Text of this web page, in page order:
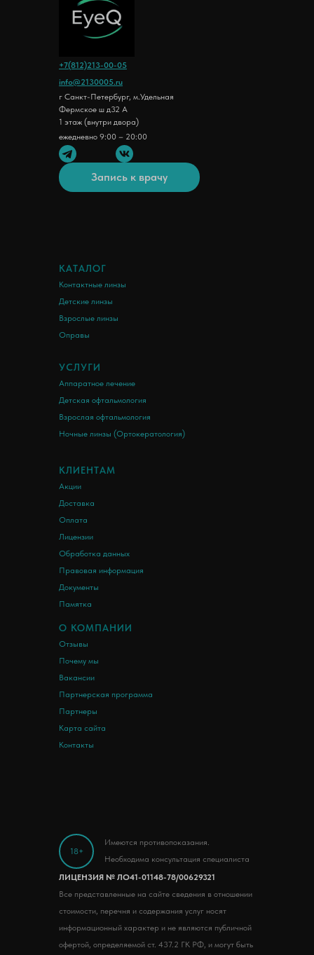
Имеются противопоказания.
Необходима консультация специалиста
18+
ЛИЦЕНЗИЯ № ЛО41-01148-78/00629321
Все представленные на сайте сведения в отношении
стоимости, перечня и содержания услуг носят
информационный характер и не являются публичной
офертой, определяемой ст. 437.2 ГК РФ, и могут быть
КАТАЛОГ
Контактные линзы
Детские линзы
Взрослые линзы
Оправы
УСЛУГИ
Аппаратное лечение
Детская офтальмология
Взрослая офтальмология
Ночные линзы (Ортокератология)
КЛИЕНТАМ
Акции
Доставка
Оплата
Лицензии
Обработка данных
Правовая информация
Документы
Памятка
О КОМПАНИИ
Отзывы
Почему мы
Вакансии
Партнерская программа
Партнеры
Карта сайта
Контакты
+7(812)213-00-05
info@2130005.ru
г Санкт-Петербург, м.Удельная
Фермское ш д32 А
1 этаж (внутри двора)
ежедневно 9:00 – 20:00
Запись к врачу